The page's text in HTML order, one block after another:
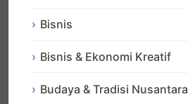
Bisnis
Bisnis & Ekonomi Kreatif
Budaya & Tradisi Nusantara